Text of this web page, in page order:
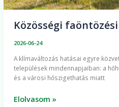
Közösségi
2026-06-24
A klímaváltozás hatásai egyre
települések mindennapjaiban: a
és a városi hőszigethatás miatt
Elolvasom »